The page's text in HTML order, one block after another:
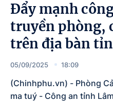
Đẩy mạnh
truyền phòng,
trên địa bàn
05/09/2025 18:09
(Chinhphu.vn) - Phòng
ma tuý - Công an tỉnh